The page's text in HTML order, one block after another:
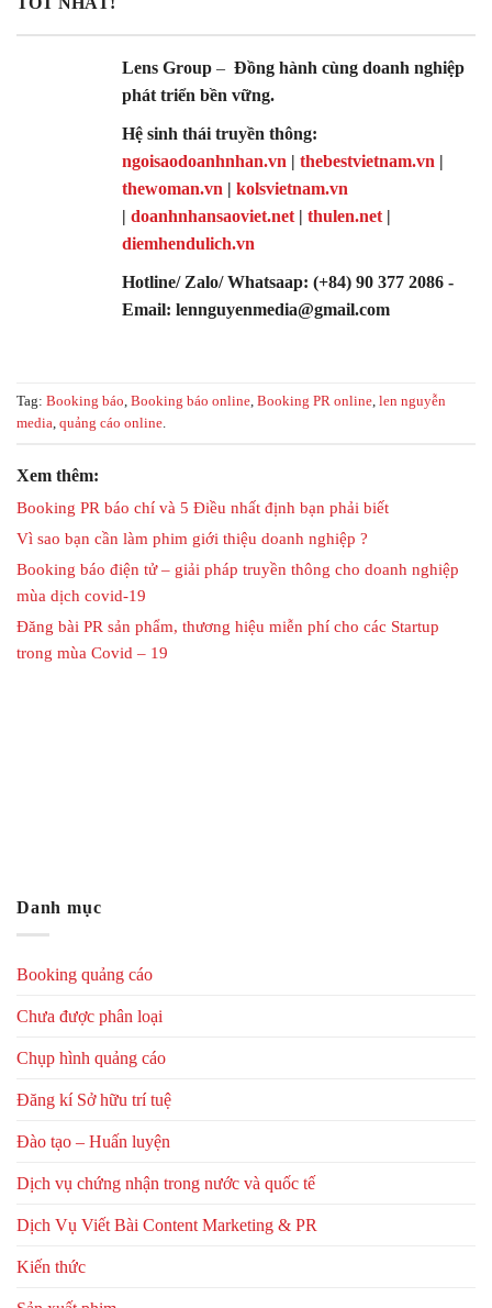
Lens Group – Đồng hành cùng doanh nghiệp
phát triển bền vững.
Hệ sinh thái truyền thông:
ngoisaodoanhnhan.vn | thebestvietnam.vn |
thewoman.vn | kolsvietnam.vn
| doanhnhansaoviet.net | thulen.net |
diemhendulich.vn
Hotline/ Zalo/ Whatsaap: (+84) 90 377 2086 -
Email: lennguyenmedia@gmail.com
Tag: Booking báo, Booking báo online, Booking PR online, len nguyễn
media, quảng cáo online.
Xem thêm:
Booking PR báo chí và 5 Điều nhất định bạn phải biết
Vì sao bạn cần làm phim giới thiệu doanh nghiệp ?
Booking báo điện tử – giải pháp truyền thông cho doanh nghiệp
mùa dịch covid-19
Đăng bài PR sản phẩm, thương hiệu miễn phí cho các Startup
trong mùa Covid – 19
Danh mục
Booking quảng cáo
Chưa được phân loại
Chụp hình quảng cáo
Đăng kí Sở hữu trí tuệ
Đào tạo – Huấn luyện
Dịch vụ chứng nhận trong nước và quốc tế
Dịch Vụ Viết Bài Content Marketing & PR
Kiến thức